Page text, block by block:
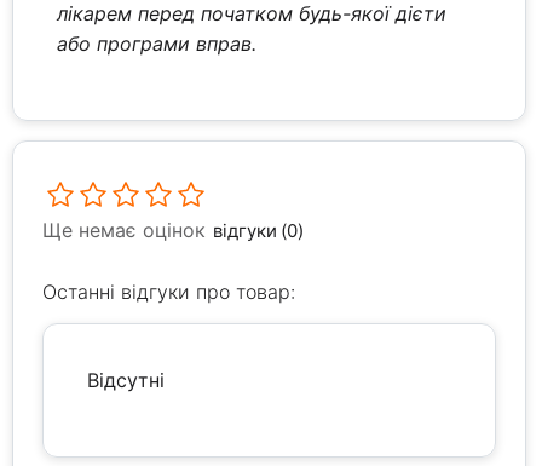
лікарем перед початком будь-якої дієти
або програми вправ.
Ще немає оцінок відгуки (0)
Останні відгуки про товар:
Відсутні